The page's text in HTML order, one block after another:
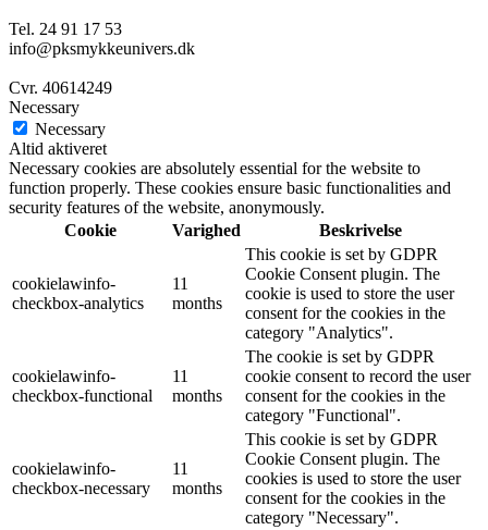
Tel. 24 91 17 53
info@pksmykkeunivers.dk
Cvr. 40614249
Necessary
Necessary
Altid aktiveret
Necessary cookies are absolutely essential for the website to
function properly. These cookies ensure basic functionalities and
security features of the website, anonymously.
Cookie
Varighed Beskrivelse
cookielawinfo-
checkbox-analytics
11
months
This cookie is set by GDPR
Cookie Consent plugin. The
cookie is used to store the user
consent for the cookies in the
category "Analytics".
cookielawinfo-
checkbox-functional
11
months
The cookie is set by GDPR
cookie consent to record the user
consent for the cookies in the
category "Functional".
cookielawinfo-
checkbox-necessary
11
months
This cookie is set by GDPR
Cookie Consent plugin. The
cookies is used to store the user
consent for the cookies in the
category "Necessary".